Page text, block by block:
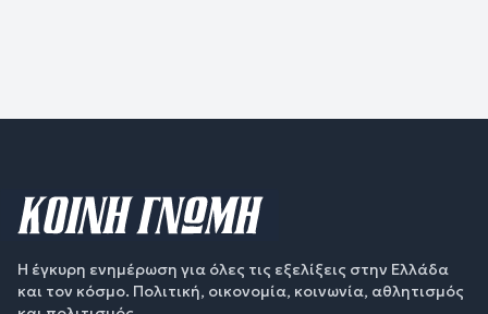
Η έγκυρη ενημέρωση για όλες τις εξελίξεις στην Ελλάδα
και τον κόσμο. Πολιτική, οικονομία, κοινωνία, αθλητισμός